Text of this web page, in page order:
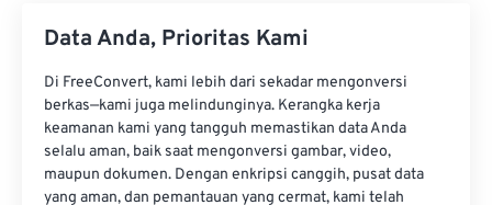
Data Anda, Prioritas Kami
Di FreeConvert, kami lebih dari sekadar mengonversi
berkas—kami juga melindunginya. Kerangka kerja
keamanan kami yang tangguh memastikan data Anda
selalu aman, baik saat mengonversi gambar, video,
maupun dokumen. Dengan enkripsi canggih, pusat data
yang aman, dan pemantauan yang cermat, kami telah